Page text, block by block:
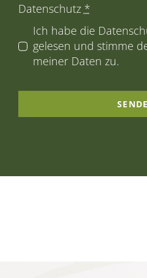
Datenschutz *
Ich habe die
gelesen und stimme
meiner Daten zu.